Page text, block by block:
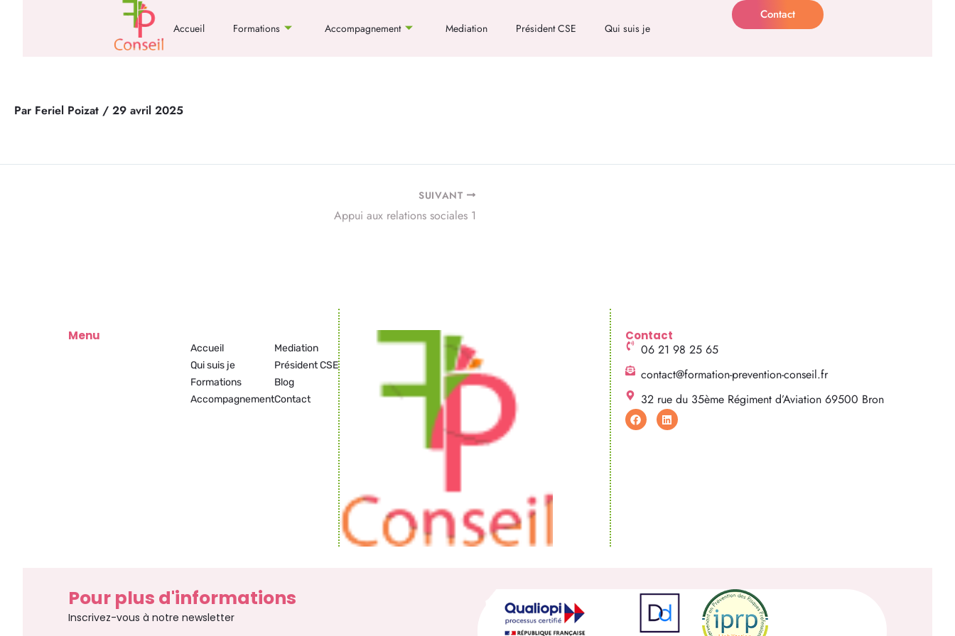
Accueil Formations Accompagnement Mediation Président CSE Qui suis je
Contact
Par Feriel Poizat / 29 avril 2025
SUIVANT
Appui aux relations sociales 1
Menu
Mediation
Président CSE
Blog
Contact
Accueil
Qui suis je
Formations
Accompagnement
Contact
06 21 98 25 65
contact@formation-prevention-conseil.fr
32 rue du 35ème Régiment d’Aviation 69500 Bron
F
a
c
L
i
n
Pour plus d'informations
Inscrivez-vous à notre newsletter